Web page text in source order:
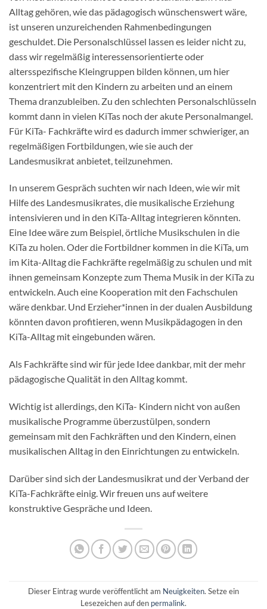
Alltag gehören, wie das pädagogisch wünschenswert wäre,
ist unseren unzureichenden Rahmenbedingungen
geschuldet. Die Personalschlüssel lassen es leider nicht zu,
dass wir regelmäßig interessensorientierte oder
altersspezifische Kleingruppen bilden können, um hier
konzentriert mit den Kindern zu arbeiten und an einem
Thema dranzubleiben. Zu den schlechten Personalschlüsseln
kommt dann in vielen KiTas noch der akute Personalmangel.
Für KiTa- Fachkräfte wird es dadurch immer schwieriger, an
regelmäßigen Fortbildungen, wie sie auch der
Landesmusikrat anbietet, teilzunehmen.
In unserem Gespräch suchten wir nach Ideen, wie wir mit
Hilfe des Landesmusikrates, die musikalische Erziehung
intensivieren und in den KiTa-Alltag integrieren könnten.
Eine Idee wäre zum Beispiel, örtliche Musikschulen in die
KiTa zu holen. Oder die Fortbildner kommen in die KiTa, um
im Kita-Alltag die Fachkräfte regelmäßig zu schulen und mit
ihnen gemeinsam Konzepte zum Thema Musik in der KiTa zu
entwickeln. Auch eine Kooperation mit den Fachschulen
wäre denkbar. Und Erzieher*innen in der dualen Ausbildung
könnten davon profitieren, wenn Musikpädagogen in den
KiTa-Alltag mit eingebunden wären.
Als Fachkräfte sind wir für jede Idee dankbar, mit der mehr
pädagogische Qualität in den Alltag kommt.
Wichtig ist allerdings, den KiTa- Kindern nicht von außen
musikalische Programme überzustülpen, sondern
gemeinsam mit den Fachkräften und den Kindern, einen
musikalischen Alltag in den Einrichtungen zu entwickeln.
Darüber sind sich der Landesmusikrat und der Verband der
KiTa-Fachkräfte einig. Wir freuen uns auf weitere
konstruktive Gespräche und Ideen.
Dieser Eintrag wurde veröffentlicht am Neuigkeiten. Setze ein
Lesezeichen auf den permalink.